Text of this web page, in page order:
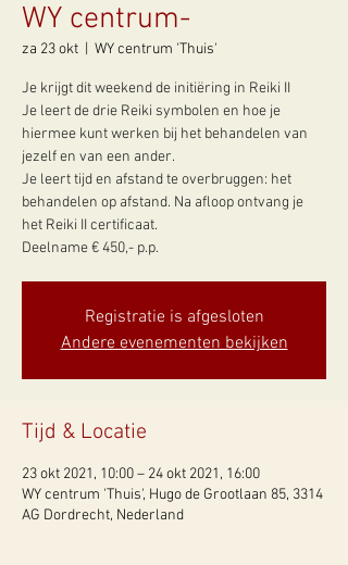
WY centrum-
za 23 okt WY centrum 'Thuis'
Je krijgt dit weekend de initiëring in Reiki II
Je leert de drie Reiki symbolen en hoe je
hiermee kunt werken bij het behandelen van
jezelf en van een ander.
Je leert tijd en afstand te overbruggen: het
behandelen op afstand. Na afloop ontvang je
het Reiki II certificaat.
Registratie is afgesloten
Andere evenementen bekijken
Tijd & Locatie
23 okt 2021, 10:00 – 24 okt 2021, 16:00
WY centrum 'Thuis', Hugo de Grootlaan 85, 3314
AG Dordrecht, Nederland